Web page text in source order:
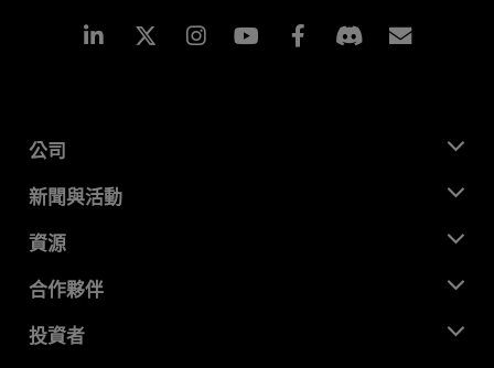
Linkedin Instagram Facebook
公司
關於 AMD
企業責任
招聘
聯絡我們
新聞與活動
新聞室
媒體庫
資源
開發者中心
案例研究
合作夥伴
AMD 合作夥伴中心
投資者